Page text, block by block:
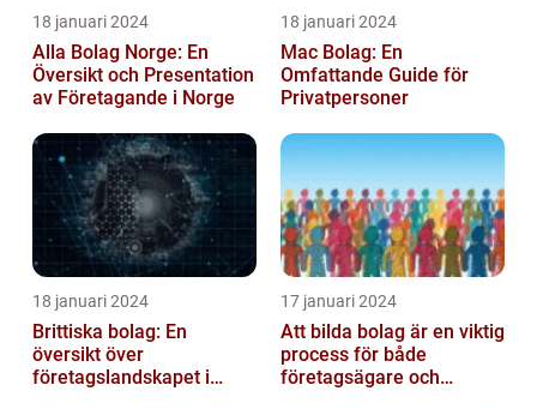
18 januari 2024
Alla Bolag Norge: En
Översikt och Presentation
av Företagande i Norge
18 januari 2024
Mac Bolag: En
Omfattande Guide för
Privatpersoner
18 januari 2024
Brittiska bolag: En
översikt över
företagslandskapet i
17 januari 2024
Att bilda bolag är en viktig
process för både
företagsägare och